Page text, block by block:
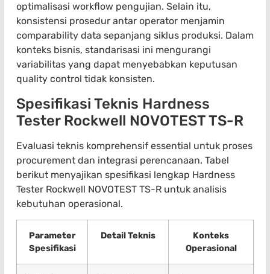
optimalisasi workflow pengujian. Selain itu,
konsistensi prosedur antar operator menjamin
comparability data sepanjang siklus produksi. Dalam
konteks bisnis, standarisasi ini mengurangi
variabilitas yang dapat menyebabkan keputusan
quality control tidak konsisten.
Spesifikasi Teknis Hardness
Tester Rockwell NOVOTEST TS-R
Evaluasi teknis komprehensif essential untuk proses
procurement dan integrasi perencanaan. Tabel
berikut menyajikan spesifikasi lengkap Hardness
Tester Rockwell NOVOTEST TS-R untuk analisis
kebutuhan operasional.
Parameter
Spesifikasi
Detail Teknis
Konteks
Operasional